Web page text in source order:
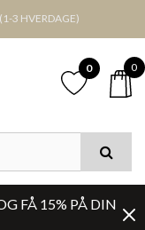
3 HVERDAGE)
0 0
FÅ 15% PÅ DIN